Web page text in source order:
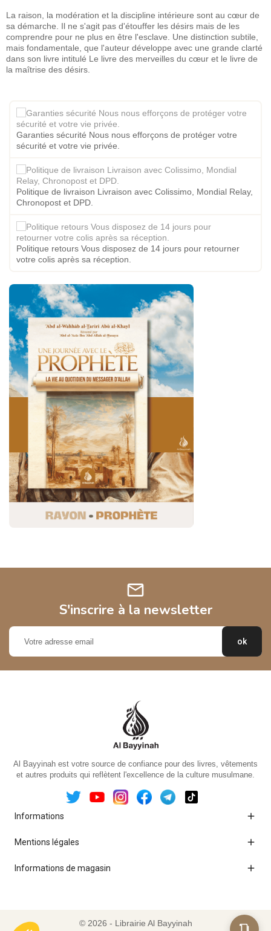
La raison, la modération et la discipline intérieure sont au cœur de
sa démarche. Il ne s'agit pas d'étouffer les désirs mais de les
comprendre pour ne plus en être l'esclave. Une distinction subtile,
mais fondamentale, que l'auteur développe avec une grande clarté
dans son livre intitulé Le livre des merveilles du cœur et le livre de
la maîtrise des désirs.
Garanties sécurité Nous nous efforçons de protéger votre
sécurité et votre vie privée.
Politique de livraison Livraison avec Colissimo, Mondial Relay,
Chronopost et DPD.
Politique retours Vous disposez de 14 jours pour retourner
votre colis après sa réception.
mail
S'inscrire à la newsletter
Al Bayyinah est votre source de confiance pour des livres, vêtements
et autres produits qui reflètent l'excellence de la culture musulmane.
Informations 
Mentions légales 
Informations de magasin 
© 2026 - Librairie Al Bayyinah